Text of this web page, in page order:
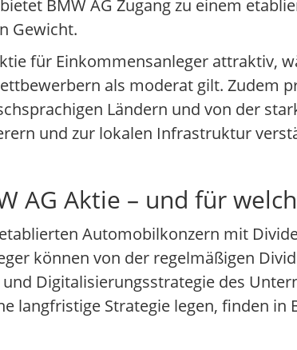
BMW AG Zugang zu einem
Gewicht.
für Einkommensanleger attraktiv,
als moderat gilt. Zudem
Ländern und von der
und zur lokalen Infrastruktur
AG Aktie – und für
Automobilkonzern mit
können von der regelmäßigen
Digitalisierungsstrategie des
langfristige Strategie legen, finden in